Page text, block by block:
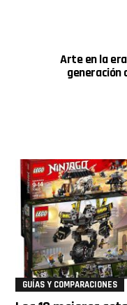
Arte en la
generación
GUÍAS Y COMPARACIONES